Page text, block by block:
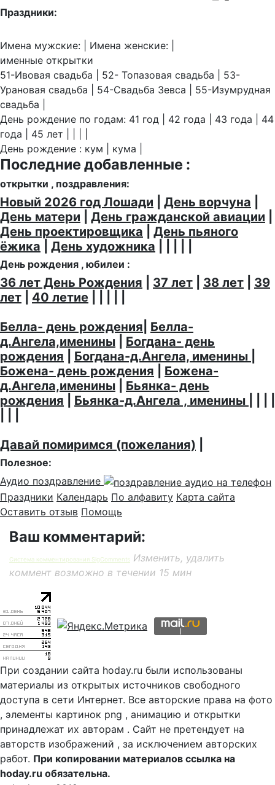
Праздники:
Имена мужские: | Имена женские: |
именные открытки
51-Ивовая свадьба | 52- Топазовая свадьба | 53-
Урановая свадьба | 54-Свадьба Зевса | 55-Изумрудная
свадьба |
День рождение по годам: 41 год | 42 года | 43 года | 44
года | 45 лет | | | |
День рождение : кум | кума |
Последние добавленные :
открытки , поздравления:
Новый 2026 год Лошади День ворчуна
День матери
День гражданской авиации
День проектировщика
День пьяного
ёжика
День художника
День рождения , юбилеи :
36 лет День Рождения 37 лет 38 лет
39
лет
40 летие
Белла- день рождения Белла-
д.Ангела,именины
Богдана- день
рождения
Богдана-д.Ангела, именины
Божена- день рождения
Божена-
д.Ангела,именины
Бьянка- день
рождения
Бьянка-д.Ангела , именины
Давай помиримся (пожелания)
Полезное:
Аудио поздравление
Праздники Календарь По алфавиту Карта сайта
Оставить отзыв Помощь
Ваш комментарий:
Система комментирования SigComments
Изменить, удалить
коммент возможно в течении 15 мин
При создании сайта hoday.ru были использованы
материалы из открытых источников свободного
доступа в сети Интернет. Все авторские права на фото
, элементы картинок png , анимацию и открытки
принадлежат их авторам . Сайт не претендует на
авторств изображений , за исключением авторских
работ. При копировании материалов ссылка на
hoday.ru обязательна.